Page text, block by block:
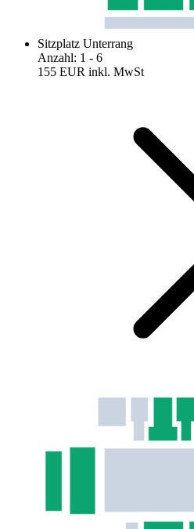
Sitzplatz Unterrang
Anzahl: 1 - 6
155 EUR inkl. MwSt